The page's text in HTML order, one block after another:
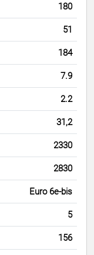
180
51
184
7.9
2.2
31,2
2330
2830
Euro 6e-bis
5
156